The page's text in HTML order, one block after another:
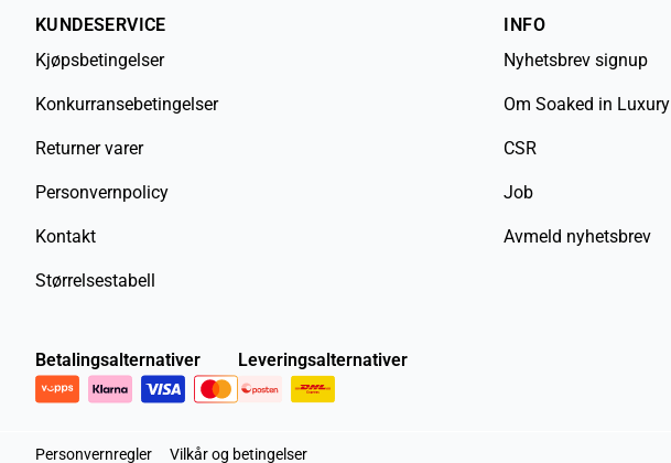
KUNDESERVICE
Kjøpsbetingelser
Konkurransebetingelser
Returner varer
Personvernpolicy
Kontakt
Størrelsestabell
INFO
Nyhetsbrev signup
Om Soaked in Luxury
CSR
Job
Avmeld nyhetsbrev
Betalingsalternativer Leveringsalternativer
Personvernregler Vilkår og betingelser